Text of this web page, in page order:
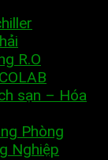
R.O
sạn – Hóa
Phòng
Nghiệp